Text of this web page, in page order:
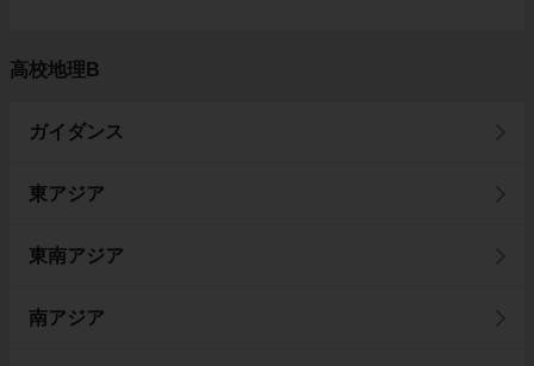
高校地理B
ガイダンス
東アジア
東南アジア
南アジア